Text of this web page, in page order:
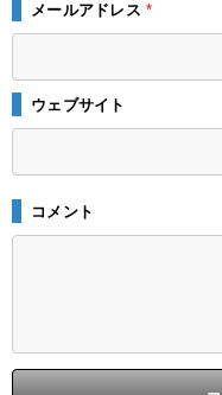
メールアドレス*
ウェブサイト
コメント